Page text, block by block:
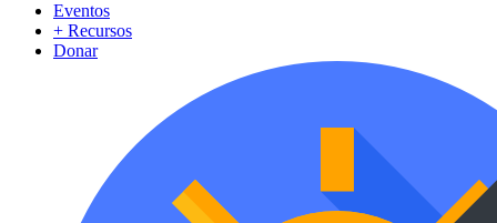
Eventos
+ Recursos
Donar